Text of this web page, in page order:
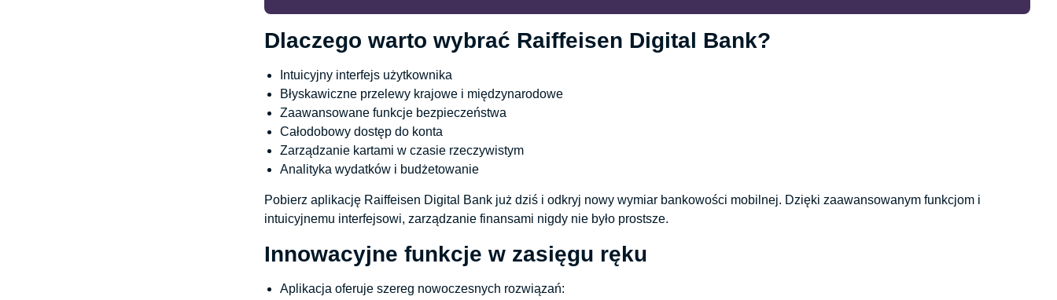
Dlaczego warto wybrać Raiffeisen Digital Bank?
Intuicyjny interfejs użytkownika
Błyskawiczne przelewy krajowe i międzynarodowe
Zaawansowane funkcje bezpieczeństwa
Całodobowy dostęp do konta
Zarządzanie kartami w czasie rzeczywistym
Analityka wydatków i budżetowanie
Pobierz aplikację Raiffeisen Digital Bank już dziś i odkryj nowy wymiar bankowości mobilnej. Dzięki zaawansowanym funkcjom i
intuicyjnemu interfejsowi, zarządzanie finansami nigdy nie było prostsze.
Innowacyjne funkcje w zasięgu ręku
Aplikacja oferuje szereg nowoczesnych rozwiązań: